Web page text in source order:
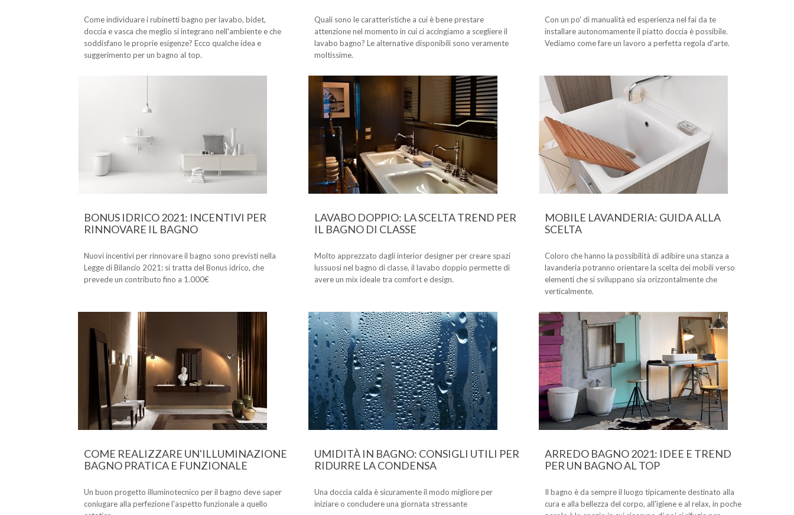
Come individuare i rubinetti bagno per lavabo, bidet,
doccia e vasca che meglio si integrano nell'ambiente e che
soddisfano le proprie esigenze? Ecco qualche idea e
suggerimento per un bagno al top.
Quali sono le caratteristiche a cui è bene prestare
attenzione nel momento in cui ci accingiamo a scegliere il
lavabo bagno? Le alternative disponibili sono veramente
moltissime.
Con un po' di manualità ed esperienza nel fai da te
installare autonomamente il piatto doccia è possibile.
Vediamo come fare un lavoro a perfetta regola d'arte.
BONUS IDRICO 2021: INCENTIVI PER
RINNOVARE IL BAGNO
Nuovi incentivi per rinnovare il bagno sono previsti nella
Legge di Bilancio 2021: si tratta del Bonus idrico, che
prevede un contributo fino a 1.000€
LAVABO DOPPIO: LA SCELTA TREND PER
IL BAGNO DI CLASSE
Molto apprezzato dagli interior designer per creare spazi
lussuosi nel bagno di classe, il lavabo doppio permette di
avere un mix ideale tra comfort e design.
MOBILE LAVANDERIA: GUIDA ALLA
SCELTA
Coloro che hanno la possibilità di adibire una stanza a
lavanderia potranno orientare la scelta dei mobili verso
elementi che si sviluppano sia orizzontalmente che
verticalmente.
COME REALIZZARE UN'ILLUMINAZIONE
BAGNO PRATICA E FUNZIONALE
Un buon progetto illuminotecnico per il bagno deve saper
coniugare alla perfezione l'aspetto funzionale a quello
UMIDITÀ IN BAGNO: CONSIGLI UTILI PER
RIDURRE LA CONDENSA
Una doccia calda è sicuramente il modo migliore per
iniziare o concludere una giornata stressante
ARREDO BAGNO 2021: IDEE E TREND
PER UN BAGNO AL TOP
Il bagno è da sempre il luogo tipicamente destinato alla
cura e alla bellezza del corpo, all'igiene e al relax, in poche